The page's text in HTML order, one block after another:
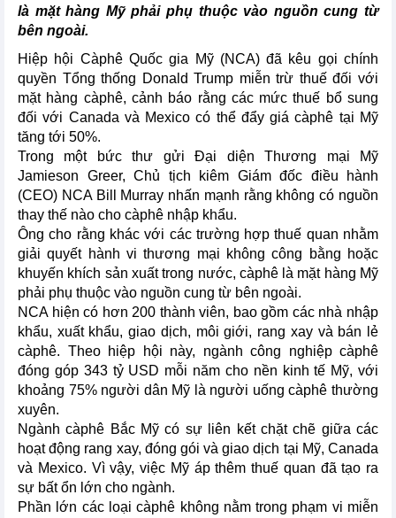
là mặt hàng Mỹ phải phụ thuộc vào nguồn cung từ
bên ngoài.
Hiệp hội Càphê Quốc gia Mỹ (NCA) đã kêu gọi chính
quyền Tổng thống Donald Trump miễn trừ thuế đối với
mặt hàng càphê, cảnh báo rằng các mức thuế bổ sung
đối với Canada và Mexico có thể đẩy giá càphê tại Mỹ
tăng tới 50%.
Trong một bức thư gửi Đại diện Thương mại Mỹ
Jamieson Greer, Chủ tịch kiêm Giám đốc điều hành
(CEO) NCA Bill Murray nhấn mạnh rằng không có nguồn
thay thế nào cho càphê nhập khẩu.
Ông cho rằng khác với các trường hợp thuế quan nhằm
giải quyết hành vi thương mại không công bằng hoặc
khuyến khích sản xuất trong nước, càphê là mặt hàng Mỹ
phải phụ thuộc vào nguồn cung từ bên ngoài.
NCA hiện có hơn 200 thành viên, bao gồm các nhà nhập
khẩu, xuất khẩu, giao dịch, môi giới, rang xay và bán lẻ
càphê. Theo hiệp hội này, ngành công nghiệp càphê
đóng góp 343 tỷ USD mỗi năm cho nền kinh tế Mỹ, với
khoảng 75% người dân Mỹ là người uống càphê thường
xuyên.
Ngành càphê Bắc Mỹ có sự liên kết chặt chẽ giữa các
hoạt động rang xay, đóng gói và giao dịch tại Mỹ, Canada
và Mexico. Vì vậy, việc Mỹ áp thêm thuế quan đã tạo ra
sự bất ổn lớn cho ngành.
Phần lớn các loại càphê không nằm trong phạm vi miễn